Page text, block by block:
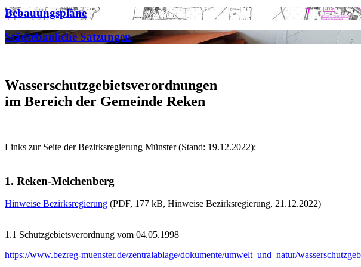
Bebauungspläne
Städtebauliche Satzungen
Wasserschutzgebietsverordnungen
im Bereich der Gemeinde Reken
Links zur Seite der Bezirksregierung Münster (Stand: 19.12.2022):
1. Reken-Melchenberg
Hinweise Bezirksregierung (PDF, 177 kB, Hinweise Bezirksregierung, 21.12.2022)
1.1 Schutzgebietsverordnung vom 04.05.1998
https://www.bezreg-muenster.de/zentralablage/dokumente/umwelt_und_natur/